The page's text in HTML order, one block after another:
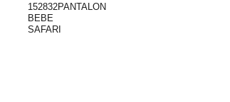
152832PANTALON
BEBE
SAFARI